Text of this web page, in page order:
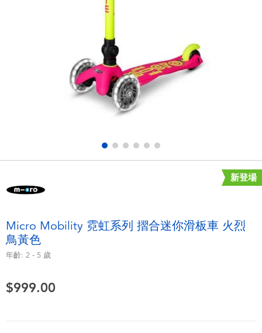
娃娃, 芭比,收藏公仔
遊戲及拼圖系列
戶外及運動用品
毛毛公仔玩具
Pokemon寶可夢
LEGO樂高
LeapFrog跳跳蛙
新登場
Micro Mobility 霓虹系列 摺合迷你滑板車 火烈
鳥黃色
年齡: 2 - 5 歲
$999.00